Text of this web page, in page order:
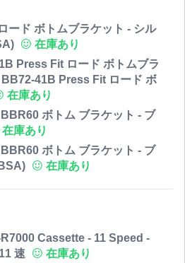
ード ボトムブラケット - シル
在庫あり
Press Fit ロード ボトムブラ
41B Press Fit ロード ボ
在庫あり
ボトム ブラケット - ブ
在庫あり
ボトム ブラケット - ブ
在庫あり
Cassette - 11 Speed -
速
在庫あり